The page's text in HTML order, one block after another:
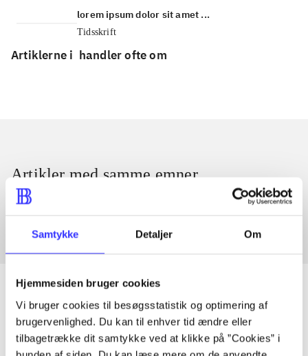
Samtykke Detaljer Om
Hjemmesiden bruger cookies
Vi bruger cookies til besøgsstatistik og optimering af
brugervenlighed. Du kan til enhver tid ændre eller
tilbagetrække dit samtykke ved at klikke på ”Cookies” i
lorem ipsum dolor sit amet ...
Tidsskrift
Artiklerne i handler ofte om
Artikler med samme emner
Fra
Artikler
Alle registrerede artikler fordelt på udgivelser